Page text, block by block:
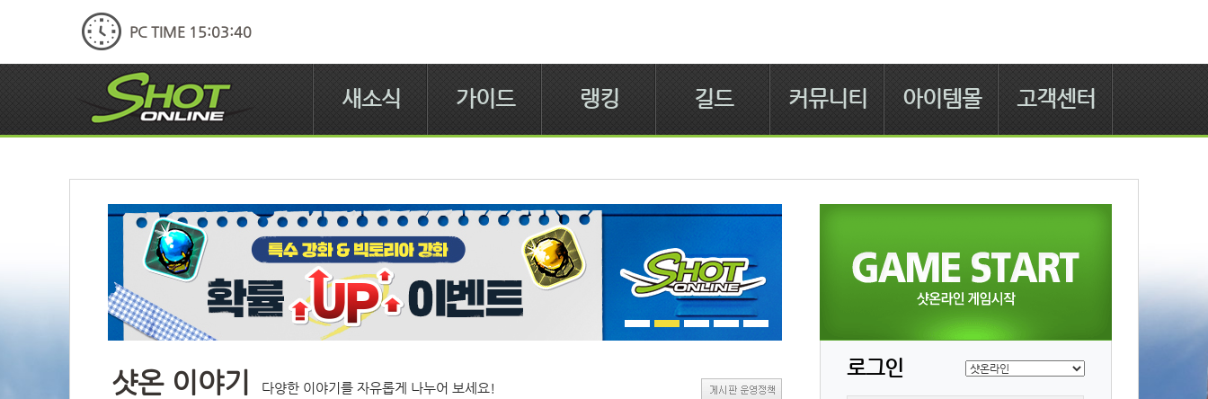
PC TIME 15:03:41
새소식 가이드 랭킹 길드 커뮤니티 아이템몰 고객센터
샷온 이야기 다양한 이야기를 자유롭게 나누어 보세요!
로그인